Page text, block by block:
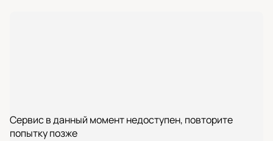
Сервис в данный момент недоступен, повторите
попытку позже